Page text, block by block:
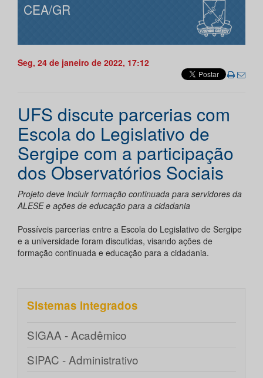
CEA/GR
Seg, 24 de janeiro de 2022, 17:12
UFS discute parcerias com
Escola do Legislativo de
Sergipe com a participação
dos Observatórios Sociais
Projeto deve incluir formação continuada para servidores da
ALESE e ações de educação para a cidadania
Possíveis parcerias entre a Escola do Legislativo de Sergipe
e a universidade foram discutidas, visando ações de
formação continuada e educação para a cidadania.
Sistemas integrados
SIGAA - Acadêmico
SIPAC - Administrativo